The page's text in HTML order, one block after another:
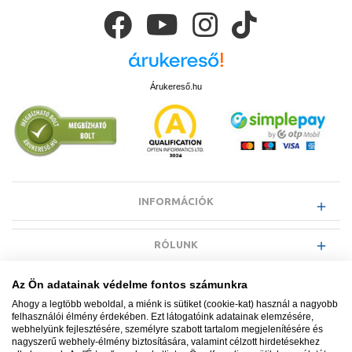
Árukereső.hu
INFORMÁCIÓK
RÓLUNK
EGYÉB INFORMÁCIÓK
VÁSÁRLÓI INFORMÁCIÓK
Az Ön adatainak védelme fontos számunkra
Ahogy a legtöbb weboldal, a miénk is sütiket (cookie-kat) használ a nagyobb
felhasználói élmény érdekében. Ezt látogatóink adatainak elemzésére,
webhelyünk fejlesztésére, személyre szabott tartalom megjelenítésére és
nagyszerű webhely-élmény biztosítására, valamint célzott hirdetésekhez